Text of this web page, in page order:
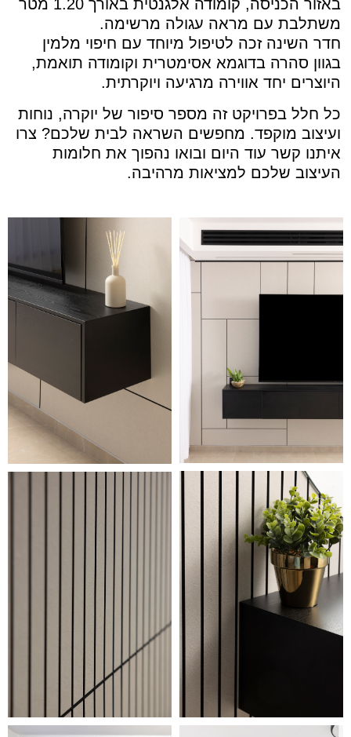
באזור הכניסה, קומודה אלגנטית באורך 1.20 מטר
משתלבת עם מראה עגולה מרשימה.
חדר השינה זכה לטיפול מיוחד עם חיפוי מלמין
בגוון סהרה בדוגמא אסימטרית וקומודה תואמת,
היוצרים יחד אווירה מרגיעה ויוקרתית.
כל חלל בפרויקט זה מספר סיפור של יוקרה, נוחות
ועיצוב מוקפד. מחפשים השראה לבית שלכם? צרו
איתנו קשר עוד היום ובואו נהפוך את חלומות
העיצוב שלכם למציאות מרהיבה.